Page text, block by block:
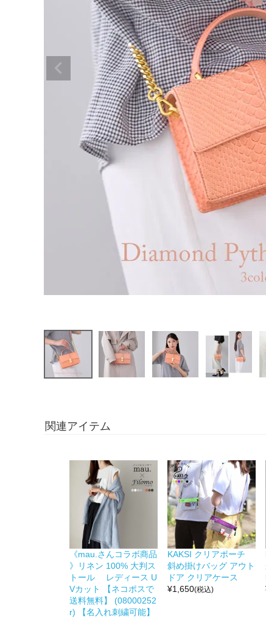
関連アイテム
《mau.さんコラボ商品
》リネン 100% 大判ス
トール レディース U
Vカット 【ネコポスで
送料無料】 (08000252
r) 【名入れ刺繍可能】
KAKSI クリアポーチ
斜め掛けバッグ アウト
ドア クリアケース
¥1,650(税込)